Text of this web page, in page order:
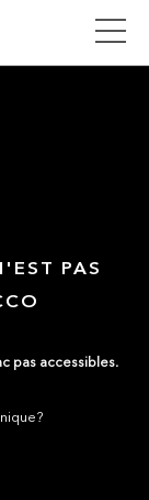
PAS
pas accessibles.